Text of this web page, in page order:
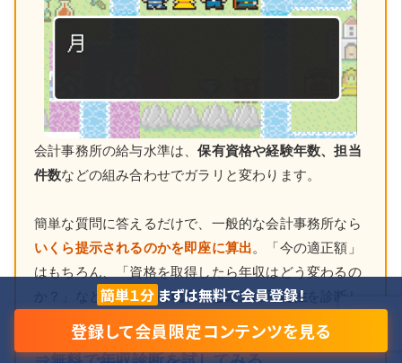
会計事務所の給与水準は、保有資格や経験年数、担当
件数などの組み合わせでガラリと変わります。
簡単な質問に答えるだけで、一般的な会計事務所なら
いくら提示されるのかを即座に算出。「今の適正額」
はもちろん、「資格を取得したら年収はどう変わるの
か？」など、あなたの現在地と未来の可能性
簡単１分 まずは無料で会員登録！
登録して会員限定コンテンツを見る